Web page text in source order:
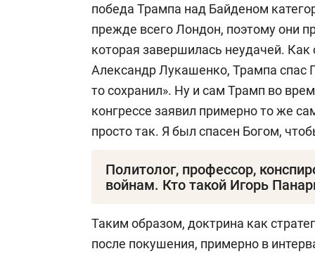
победа Трампа над Байденом
прежде всего Лондон, поэтому они
которая завершилась неудачей. Как
Александр Лукашенко, Трампа спас
то сохранил». Ну и сам Трамп во
конгрессе заявил примерно то же
просто так. Я был спасен Богом,
Политолог, профессор,
войнам. Кто такой Игорь
политолог, кандидат
Таким образом, доктрина как
после покушения, примерно в